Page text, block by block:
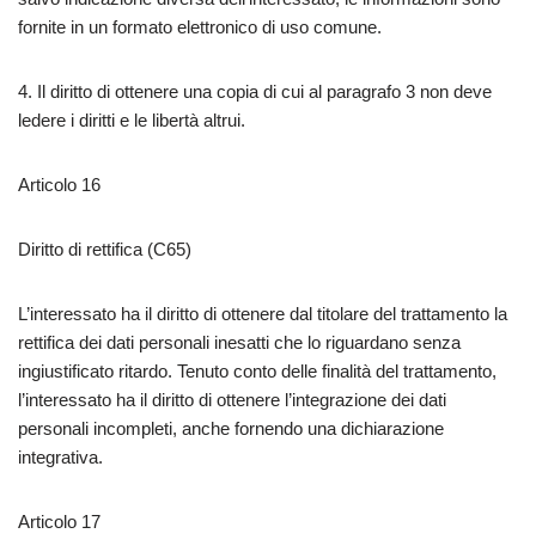
fornite in un formato elettronico di uso comune.
4. Il diritto di ottenere una copia di cui al paragrafo 3 non deve
ledere i diritti e le libertà altrui.
Articolo 16
Diritto di rettifica (C65)
L’interessato ha il diritto di ottenere dal titolare del trattamento la
rettifica dei dati personali inesatti che lo riguardano senza
ingiustificato ritardo. Tenuto conto delle finalità del trattamento,
l’interessato ha il diritto di ottenere l’integrazione dei dati
personali incompleti, anche fornendo una dichiarazione
integrativa.
Articolo 17